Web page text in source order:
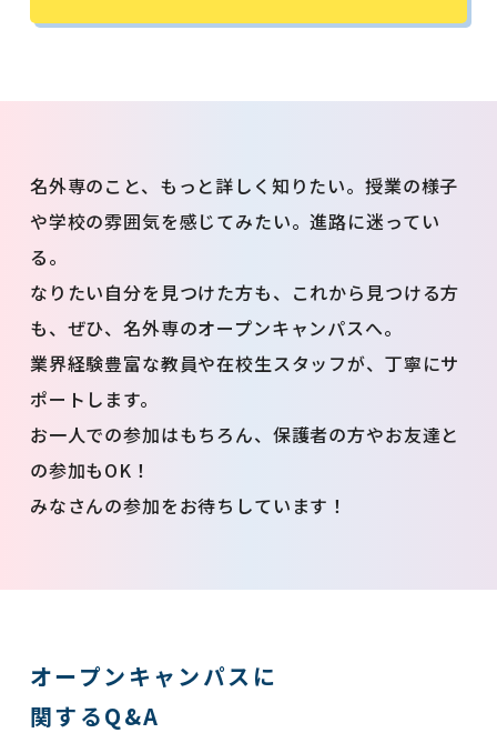
名外専のこと、もっと詳しく知りたい。授業の様子
や学校の雰囲気を感じてみたい。進路に迷ってい
る。
なりたい自分を見つけた方も、これから見つける方
も、ぜひ、名外専のオープンキャンパスへ。
業界経験豊富な教員や在校生スタッフが、丁寧にサ
ポートします。
お一人での参加はもちろん、保護者の方やお友達と
の参加もOK！
みなさんの参加をお待ちしています！
オープンキャンパスに
関するQ&A